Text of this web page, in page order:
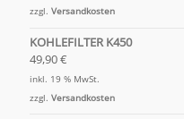
zzgl. Versandkosten
KOHLEFILTER K450
49,90€
inkl. 19 % MwSt.
zzgl. Versandkosten